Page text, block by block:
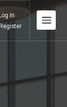
Log In
Register